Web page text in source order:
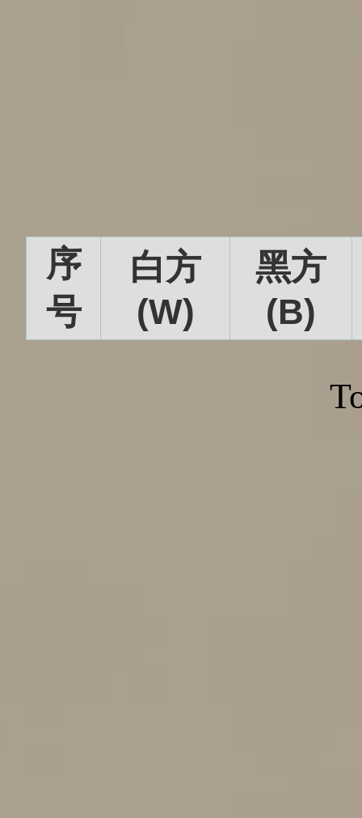
序
号
白方
(W)
黑方
(B)